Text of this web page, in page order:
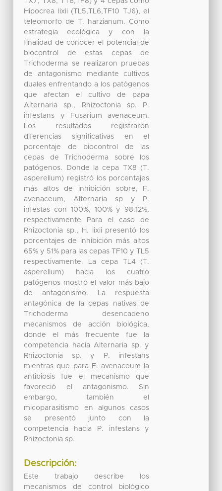
Hipocrea lixii (TL5,TL6,TF10 TJ6), el
teleomorfo de T. harzianum. Como
estrategia ecológica y con la
finalidad de conocer el potencial de
biocontrol de estas cepas de
Trichoderma se realizaron pruebas
de antagonismo mediante cultivos
duales enfrentando a los patógenos
que afectan el cultivo de papa
Alternaria sp., Rhizoctonia sp. P.
infestans y Fusarium avenaceum.
Los resultados registraron
diferencias significativas en el
porcentaje de biocontrol de las
cepas de Trichoderma sobre los
patógenos. Donde la cepa TX8 (T.
asperellum) registró los porcentajes
más altos de inhibición sobre, F.
avenaceum, Alternaria sp y P.
infestas con 100%, 100% y 98.12%,
respectivamente Para el caso de
Rhizoctonia sp., H. lixii presentó los
porcentajes de inhibición más altos
65% y 51% para las cepas TF10 y TL5
respectivamente. La cepa TL4 (T.
asperellum) hacia los cuatro
patógenos mostró el valor más bajo
de antagonismo. La respuesta
antagónica de la cepas nativas de
Trichoderma desencadeno
mecanismos de acción biológica,
donde el más frecuente fue la
competencia hacia Alternaria sp. y
Rhizoctonia sp. y P. infestans
mientras que para F. avenaceum la
antibiosis fue el mecanismo que
favoreció el antagonismo. Sin
embargo, también el
micoparasitismo en algunos casos
se presentó junto con la
competencia hacia P. infestans y
Rhizoctonia sp.
Descripción:
Este trabajo describe los
mecanismos de control biológico